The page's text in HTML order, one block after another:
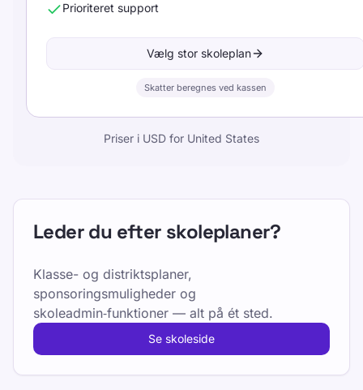
Prioriteret support
Vælg stor skoleplan
Skatter beregnes ved kassen
Priser i USD for United States
Leder du efter skoleplaner?
Klasse- og distriktsplaner,
sponsoringsmuligheder og
skoleadmin‑funktioner — alt på ét sted.
Se skoleside